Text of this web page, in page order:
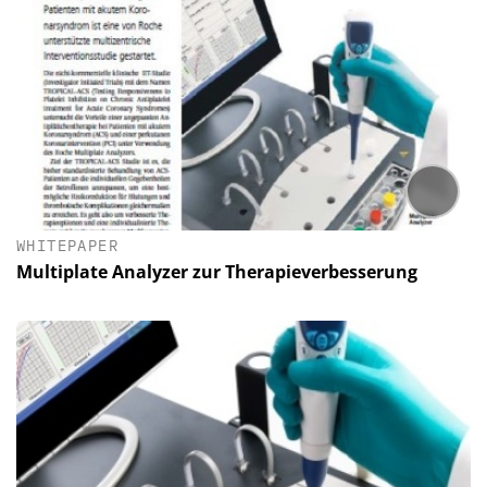
WHITEPAPER
Multiplate Analyzer zur Therapieverbesserung